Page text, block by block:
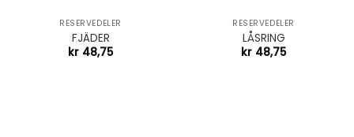
RESERVEDELER
FJÄDER
kr 48,75
RESERVEDELER
LÅSRING
kr 48,75